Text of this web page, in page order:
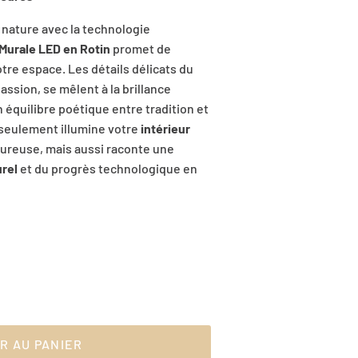
avec la technologie
LED en Rotin promet de
espace. Les détails délicats du
se mêlent à la brillance
équilibre poétique entre tradition et
illumine votre intérieur
mais aussi raconte une
et du progrès technologique en
AU PANIER